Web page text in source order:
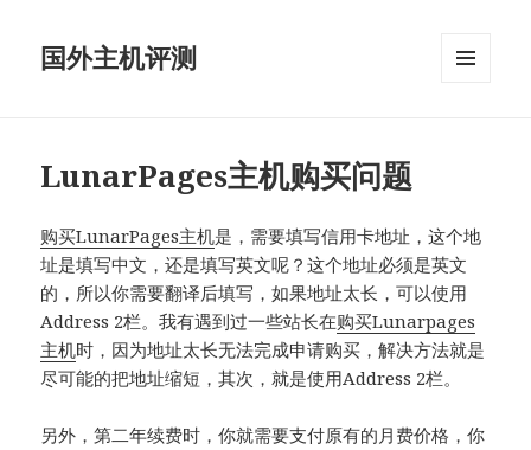
国外主机评测
LunarPages主机购买问题
购买LunarPages主机是，需要填写信用卡地址，这个地
址是填写中文，还是填写英文呢？这个地址必须是英文
的，所以你需要翻译后填写，如果地址太长，可以使用
Address 2栏。我有遇到过一些站长在购买Lunarpages
主机时，因为地址太长无法完成申请购买，解决方法就是
尽可能的把地址缩短，其次，就是使用Address 2栏。
另外，第二年续费时，你就需要支付原有的月费价格，你